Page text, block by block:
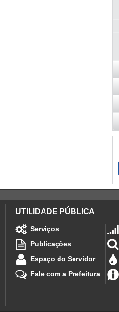
UTILIDADE PÚBLICA
Serviços
Publicações
Espaço do Servidor
Fale com a Prefeitura